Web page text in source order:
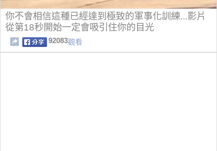
你不會相信這種已經達到極致的軍事化訓練...影片
從第18秒開始一定會吸引住你的目光
92083觀看